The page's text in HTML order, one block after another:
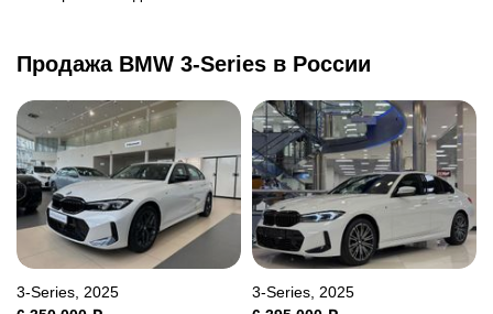
Продажа BMW 3-Series в России
3-Series, 2025
3-Series, 2025